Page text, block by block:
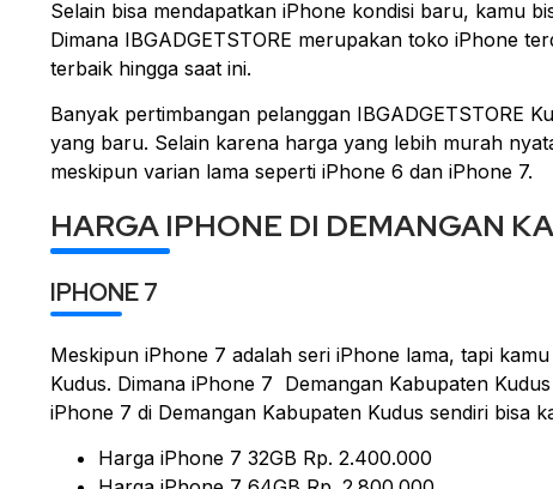
Selain bisa mendapatkan iPhone kondisi baru, kamu
Dimana IBGADGETSTORE merupakan toko iPhone
terbaik hingga saat ini.
Banyak pertimbangan pelanggan IBGADGETSTORE
yang baru. Selain karena harga yang lebih murah
meskipun varian lama seperti iPhone 6 dan iPhone 7.
HARGA IPHONE DI DEMANGAN
IPHONE 7
Meskipun iPhone 7 adalah seri iPhone lama, tapi
Kudus. Dimana iPhone 7 Demangan Kabupaten
iPhone 7 di Demangan Kabupaten Kudus sendiri bisa
Harga iPhone 7 32GB Rp. 2.400.000